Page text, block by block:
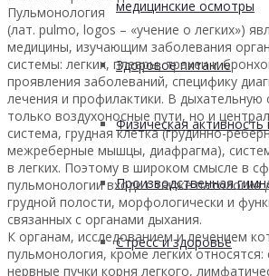
медицинские осмотры
Здоровое питание
Физическая активность
Производственная
Стресс и здоровье
Пульмонология
(лат. pulmo, logos – «учение о легких»)
медицины, изучающим заболевания
системы: легких, плевры, трахеи и
проявления заболеваний, специфику
лечения и профилактики. В дыхательную
только воздухоносные пути, но и
система, грудная клетка (грудинно-
межреберные мышцы, диафрагма),
в легких. Поэтому в широком смысле в
пульмонологии входит также патология
грудной полости, морфологически и
связанных с органами дыхания.
К органам, исследованием и лечением
пульмонология, кроме легких относятся:
нервные пучки корня легкого,